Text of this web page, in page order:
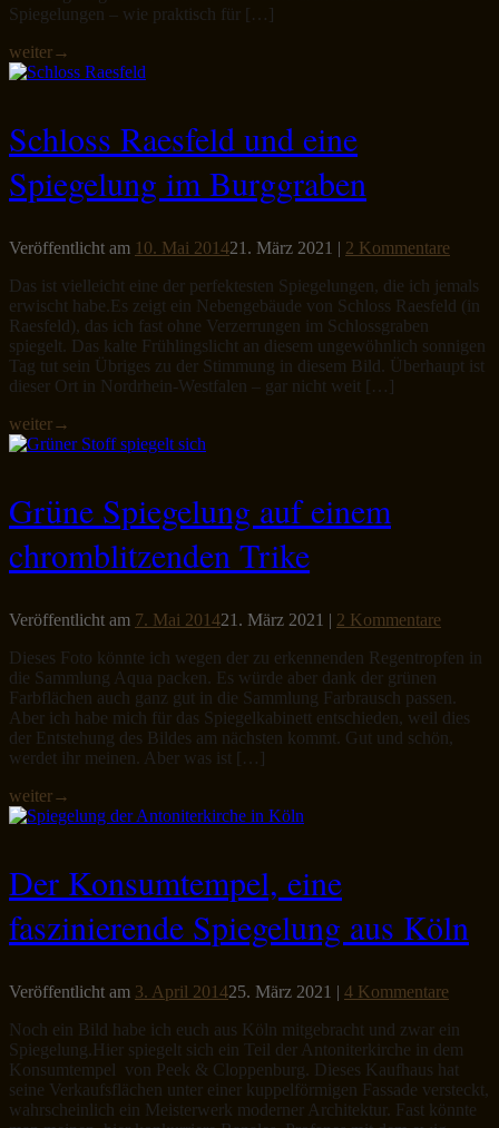
Spiegelungen – wie praktisch für […]
weiter→
Schloss Raesfeld und eine
Spiegelung im Burggraben
Veröffentlicht am 10. Mai 201421. März 2021 | 2 Kommentare
Das ist vielleicht eine der perfektesten Spiegelungen, die ich jemals
erwischt habe.Es zeigt ein Nebengebäude von Schloss Raesfeld (in
Raesfeld), das ich fast ohne Verzerrungen im Schlossgraben
spiegelt. Das kalte Frühlingslicht an diesem ungewöhnlich sonnigen
Tag tut sein Übriges zu der Stimmung in diesem Bild. Überhaupt ist
dieser Ort in Nordrhein-Westfalen – gar nicht weit […]
weiter→
Grüne Spiegelung auf einem
chromblitzenden Trike
Veröffentlicht am 7. Mai 201421. März 2021 | 2 Kommentare
Dieses Foto könnte ich wegen der zu erkennenden Regentropfen in
die Sammlung Aqua packen. Es würde aber dank der grünen
Farbflächen auch ganz gut in die Sammlung Farbrausch passen.
Aber ich habe mich für das Spiegelkabinett entschieden, weil dies
der Entstehung des Bildes am nächsten kommt. Gut und schön,
werdet ihr meinen. Aber was ist […]
weiter→
Der Konsumtempel, eine
faszinierende Spiegelung aus Köln
Veröffentlicht am 3. April 201425. März 2021 | 4 Kommentare
Noch ein Bild habe ich euch aus Köln mitgebracht und zwar ein
Spiegelung.Hier spiegelt sich ein Teil der Antoniterkirche in dem
Konsumtempel von Peek & Cloppenburg. Dieses Kaufhaus hat
seine Verkaufsflächen unter einer kuppelförmigen Fassade versteckt,
wahrscheinlich ein Meisterwerk moderner Architektur. Fast könnte